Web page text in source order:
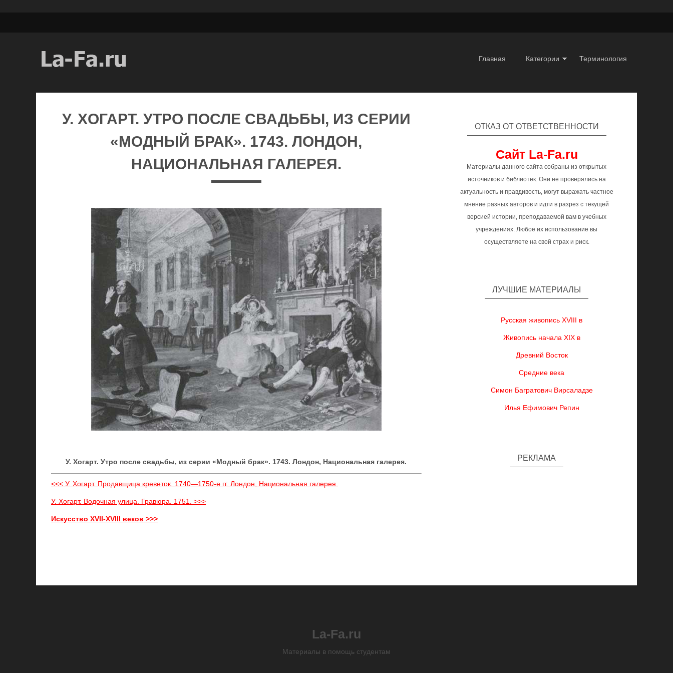
Главная Категории Терминология
У. XОГАРТ. УТРО ПОСЛЕ СВАДЬБЫ, ИЗ СЕРИИ
«МОДНЫЙ БРАК». 1743. ЛОНДОН,
НАЦИОНАЛЬНАЯ ГАЛЕРЕЯ.
У. Xогарт. Утро после свадьбы, из серии «Модный брак». 1743. Лондон, Национальная галерея.
<<< У. Xогарт. Продавщица креветок. 1740—1750-е гг. Лондон, Национальная галерея.
У. Xогарт. Водочная улица. Гравюра. 1751. >>>
Искусство XVII-XVIII веков >>>
ОТКАЗ ОТ ОТВЕТСТВЕННОСТИ
Сайт La-Fa.ru
Материалы данного сайта собраны из открытых
источников и библиотек. Они не проверялись на
актуальность и правдивость, могут выражать частное
мнение разных авторов и идти в разрез с текущей
версией истории, преподаваемой вам в учебных
учреждениях. Любое их использование вы
осуществляете на свой страх и риск.
ЛУЧШИЕ МАТЕРИАЛЫ
Русская живопись XVIII в
Живопись начала XIX в
Древний Восток
Средние века
Симон Багратович Вирсаладзе
Илья Ефимович Репин
РЕКЛАМА
La-Fa.ru
Материалы в помощь студентам